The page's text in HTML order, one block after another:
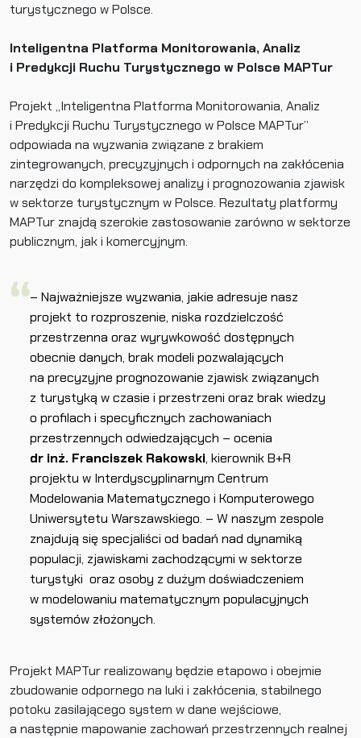
turystycznego w Polsce.
Inteligentna Platforma Monitorowania, Analiz
i Predykcji Ruchu Turystycznego w Polsce MAPTur
Projekt „Inteligentna Platforma Monitorowania, Analiz
i Predykcji Ruchu Turystycznego w Polsce MAPTur”
odpowiada na wyzwania związane z brakiem
zintegrowanych, precyzyjnych i odpornych na zakłócenia
narzędzi do kompleksowej analizy i prognozowania zjawisk
w sektorze turystycznym w Polsce. Rezultaty platformy
MAPTur znajdą szerokie zastosowanie zarówno w sektorze
publicznym, jak i komercyjnym.
– Najważniejsze wyzwania, jakie adresuje nasz
projekt to rozproszenie, niska rozdzielczość
przestrzenna oraz wyrywkowość dostępnych
obecnie danych, brak modeli pozwalających
na precyzyjne prognozowanie zjawisk związanych
z turystyką w czasie i przestrzeni oraz brak wiedzy
o profilach i specyficznych zachowaniach
przestrzennych odwiedzających – ocenia
dr inż. Franciszek Rakowski, kierownik B+R
projektu w Interdyscyplinarnym Centrum
Modelowania Matematycznego i Komputerowego
Uniwersytetu Warszawskiego. – W naszym zespole
znajdują się specjaliści od badań nad dynamiką
populacji, zjawiskami zachodzącymi w sektorze
turystyki oraz osoby z dużym doświadczeniem
w modelowaniu matematycznym populacyjnych
systemów złożonych.
Projekt MAPTur realizowany będzie etapowo i obejmie
zbudowanie odpornego na luki i zakłócenia, stabilnego
potoku zasilającego system w dane wejściowe,
a następnie mapowanie zachowań przestrzennych realnej